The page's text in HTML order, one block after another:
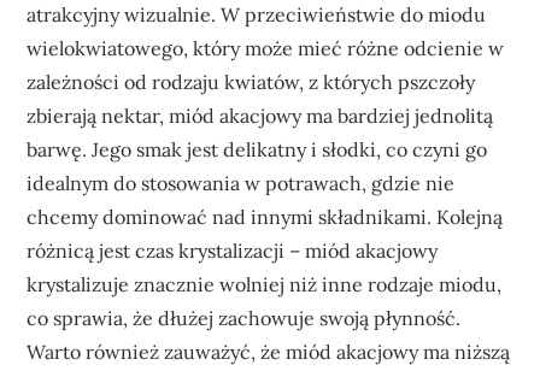
atrakcyjny wizualnie. W przeciwieństwie do miodu
wielokwiatowego, który może mieć różne odcienie w
zależności od rodzaju kwiatów, z których pszczoły
zbierają nektar, miód akacjowy ma bardziej jednolitą
barwę. Jego smak jest delikatny i słodki, co czyni go
idealnym do stosowania w potrawach, gdzie nie
chcemy dominować nad innymi składnikami. Kolejną
różnicą jest czas krystalizacji – miód akacjowy
krystalizuje znacznie wolniej niż inne rodzaje miodu,
co sprawia, że dłużej zachowuje swoją płynność.
Warto również zauważyć, że miód akacjowy ma niższą